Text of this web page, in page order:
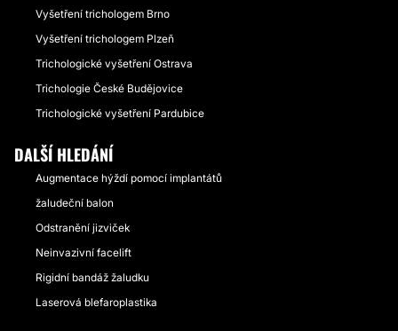
Vyšetření trichologem Brno
Vyšetření trichologem Plzeň
Trichologické vyšetření Ostrava
Trichologie České Budějovice
Trichologické vyšetření Pardubice
DALŠÍ HLEDÁNÍ
Augmentace hýždí pomocí implantátů
žaludeční balon
Odstranění jizviček
Neinvazivní facelift
Rigidní bandáž žaludku
Laserová blefaroplastika